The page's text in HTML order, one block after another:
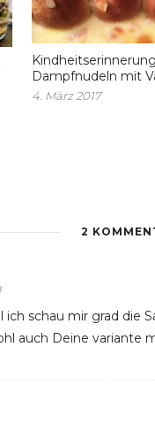
Dampfnudeln mit
4. März 2017
2
ich schau mir grad die
auch Deine variante